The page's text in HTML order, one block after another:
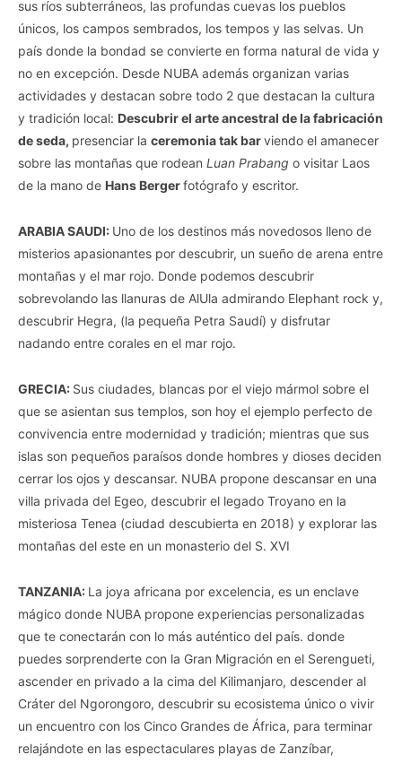
sus ríos subterráneos, las profundas cuevas los pueblos
únicos, los campos sembrados, los tempos y las selvas. Un
país donde la bondad se convierte en forma natural de vida y
no en excepción. Desde NUBA además organizan varias
actividades y destacan sobre todo 2 que destacan la cultura
y tradición local: Descubrir el arte ancestral de la fabricación
de seda, presenciar la ceremonia tak barviendo el amanecer
sobre las montañas que rodean Luan Prabang o visitar Laos
de la mano de Hans Bergerfotógrafo y escritor.
ARABIA SAUDI: Uno de los destinos más novedosos lleno de
misterios apasionantes por descubrir, un sueño de arena entre
montañas y el mar rojo. Donde podemos descubrir
sobrevolando las llanuras de AlUla admirando Elephant rock y,
descubrir Hegra, (la pequeña Petra Saudí) y disfrutar
nadando entre corales en el mar rojo.
GRECIA: Sus ciudades, blancas por el viejo mármol sobre el
que se asientan sus templos, son hoy el ejemplo perfecto de
convivencia entre modernidad y tradición; mientras que sus
islas son pequeños paraísos donde hombres y dioses deciden
cerrar los ojos y descansar. NUBA propone descansar en una
villa privada del Egeo, descubrir el legado Troyano en la
misteriosa Tenea (ciudad descubierta en 2018) y explorar las
montañas del este en un monasterio del S. XVI
TANZANIA: La joya africana por excelencia, es un enclave
mágico donde NUBA propone experiencias personalizadas
que te conectarán con lo más auténtico del país. donde
puedes sorprenderte con la Gran Migración en el Serengueti,
ascender en privado a la cima del Kilimanjaro, descender al
Cráter del Ngorongoro, descubrir su ecosistema único o vivir
un encuentro con los Cinco Grandes de África, para terminar
relajándote en las espectaculares playas de Zanzíbar,